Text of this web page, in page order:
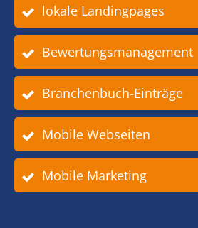
lokale Landingpages
Bewertungsmanagement
Branchenbuch-Einträge
Mobile Webseiten
Mobile Marketing